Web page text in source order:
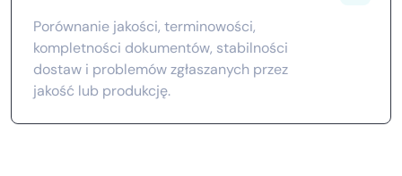
Porównanie jakości, terminowości,
kompletności dokumentów, stabilności
dostaw i problemów zgłaszanych przez
jakość lub produkcję.